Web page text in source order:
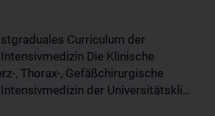
Curriculum der
Die Klinische
, Thorax-, Gefäßchirurgische
der Universitätskli...